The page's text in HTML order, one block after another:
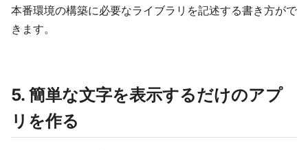
本番環境の構築に必要なライブラリを記述する書き方がで
きます。
5. 簡単な文字を表示するだけのアプ
リを作る